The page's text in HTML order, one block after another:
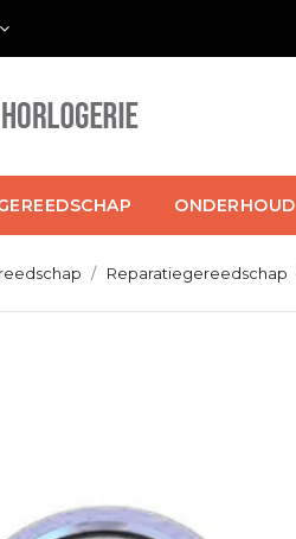
ONDERHOUD
Reparatiegereedschap